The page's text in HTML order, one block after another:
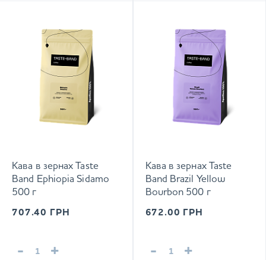
Кава в зернах Taste
Band Ephiopia Sidamo
500 г
707.40 ГРН
- +
Кава в зернах Taste
Band Brazil Yellow
Bourbon 500 г
672.00 ГРН
- +